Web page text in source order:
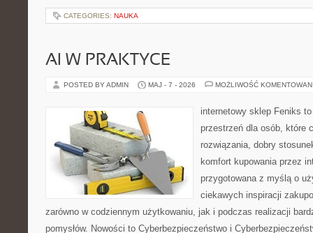
CATEGORIES: NAUKA
AI W PRAKTYCE
POSTED BY ADMIN MAJ - 7 - 2026 MOŻLIWOŚĆ
internetowy sklep Feniks
przestrzeń dla osób, które
rozwiązania, dobry
komfort kupowania przez
przygotowana z myślą o
ciekawych inspiracji
zarówno w codziennym użytkowaniu, jak i podczas realizacji
pomysłów. Nowości to Cyberbezpieczeństwo i